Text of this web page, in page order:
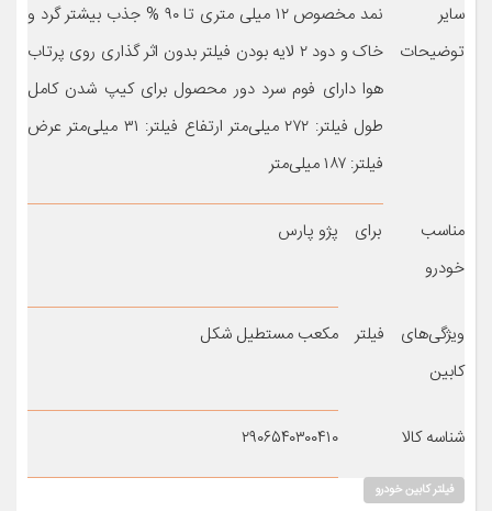
سایر
توضیحات
نمد مخصوص ۱۲ میلی متری تا ۹۰ % جذب بیشتر گرد و
خاک و دود ۲ لایه بودن فیلتر بدون اثر گذاری روی پرتاب
هوا دارای فوم سرد دور محصول برای کیپ شدن کامل
طول فیلتر: ۲۷۲ میلی‌متر ارتفاع فیلتر: ۳۱ میلی‌متر عرض
فیلتر: ۱۸۷ میلی‌متر
مناسب برای
خودرو
پژو پارس
ویژگی‌های فیلتر
کابین
مکعب مستطیل شکل
شناسه کالا ۲۹۰۶۵۴۰۳۰۰۴۱۰
فیلتر کابین خودرو